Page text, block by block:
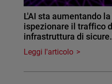
L'AI sta aumentando
ispezionare il traffico
infrastruttura di
Leggi l'articolo